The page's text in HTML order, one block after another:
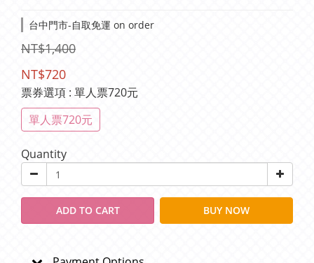
台中門市-自取免運 on order
NT$1,400
NT$720
票券選項 : 單人票720元
單人票720元
Quantity
ADD TO CART BUY NOW